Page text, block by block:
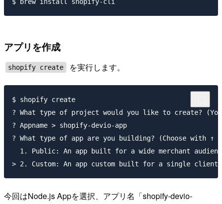
アプリを作成
shopify create を実行します。
$ shopify create
? What type of project would you like to create?
? Appname > shopify-devio-app
? What type of app are you building? (Choose
1. Public: An app built for a wide merchant
今回はNode.js Appを選択、アプリ名「shopify-devio-